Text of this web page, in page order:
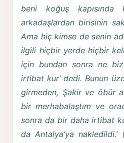
beni koğuş kapısında
arkadaşlardan birisinin
Ama hiç kimse de senin
ilgili hiçbir yerde hiçbir
için bundan sonra ne
irtibat kur’ dedi. Bunun
girmeden, Şakir ve öbür
bir merhabalaştım ve
sonra da bir daha irtibat
da Antalya’ya nakledildi.’